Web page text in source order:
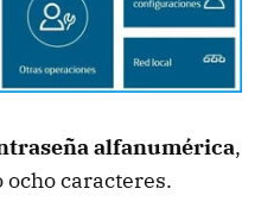
alfanumérica,
caracteres.